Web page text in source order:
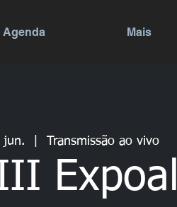
Agenda Mais
jun.
  |
Transmissão ao vivo
Expoal